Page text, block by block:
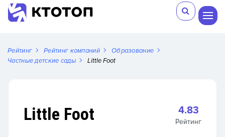
Рейтинг Рейтинг компаний
Образование
Частные детские сады
Little Foot
Little Foot 4.83
Рейтинг